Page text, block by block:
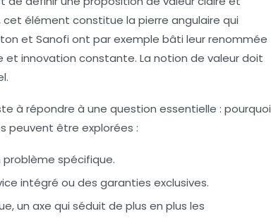
cet élément constitue la pierre angulaire qui
et Sanofi ont par exemple bâti leur renommée
innovation constante. La notion de valeur doit
à répondre à une question essentielle : pourquoi
peuvent être explorées :
problème spécifique.
intégré ou des garanties exclusives.
un axe qui séduit de plus en plus les